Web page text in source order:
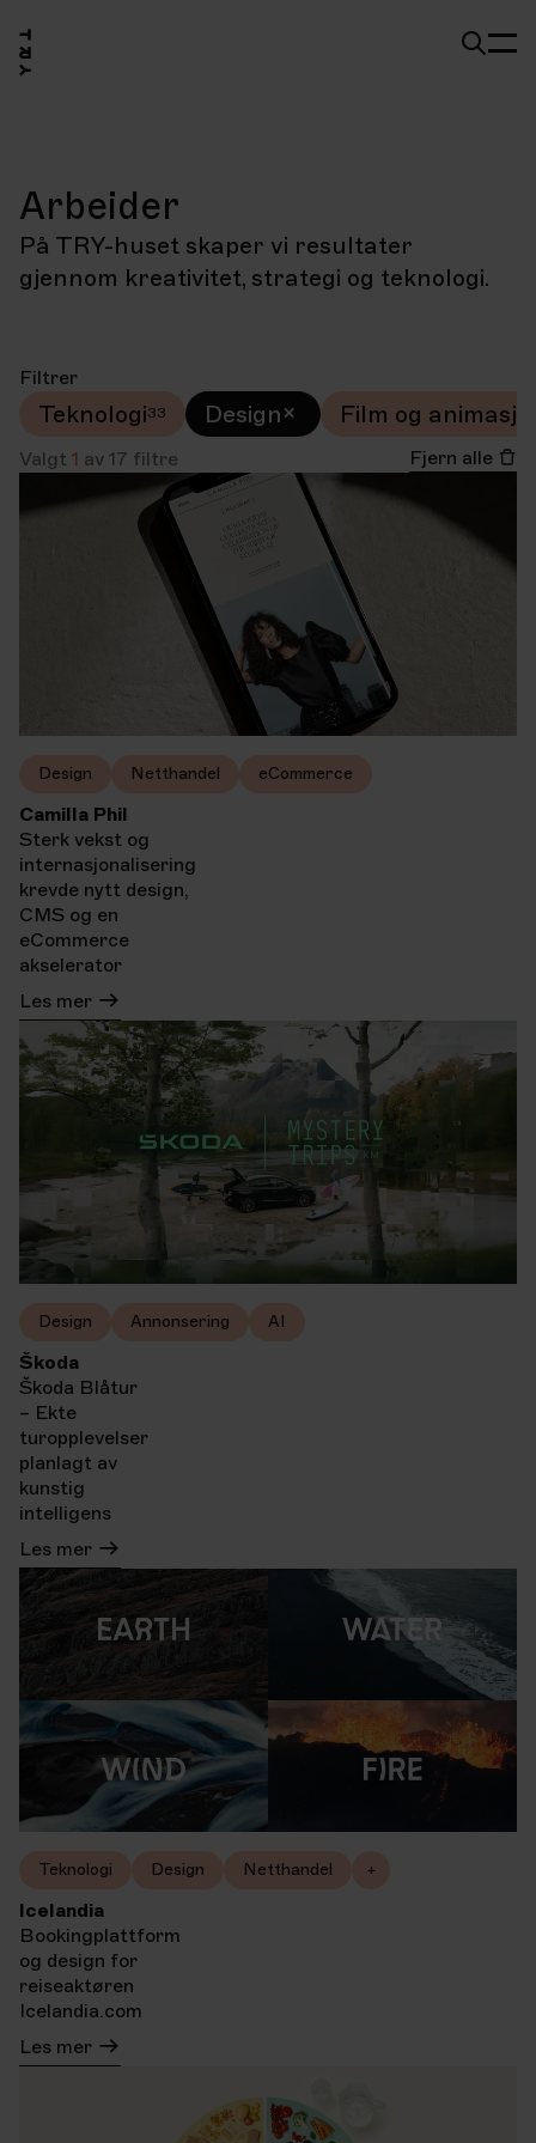
Arbeider
På TRY-huset skaper vi resultater
gjennom kreativitet, strategi og teknologi.
Filtrer
Teknologi Design Film og
Valgt 1 av 17 filtre Fjern alle
Camilla Phil
Sterk vekst og
internasjonalisering
krevde nytt design,
CMS og en
eCommerce
akselerator
Design Netthandel eCommerce
Les mer
Škoda
Škoda Blåtur
– Ekte
turopplevelser
planlagt av
kunstig
intelligens
Design Annonsering AI
Les mer
Icelandia
Bookingplattform
og design for
reiseaktøren
Icelandia.com
Teknologi Design Netthandel +
Les mer